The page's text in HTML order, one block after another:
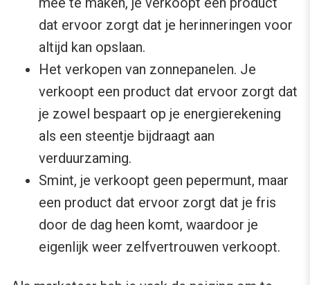
dat ervoor zorgt dat je herinneringen voor
altijd kan opslaan.
Het verkopen van zonnepanelen. Je
verkoopt een product dat ervoor zorgt dat
je zowel bespaart op je energierekening
als een steentje bijdraagt aan
verduurzaming.
Smint, je verkoopt geen pepermunt, maar
een product dat ervoor zorgt dat je fris
door de dag heen komt, waardoor je
eigenlijk weer zelfvertrouwen verkoopt.